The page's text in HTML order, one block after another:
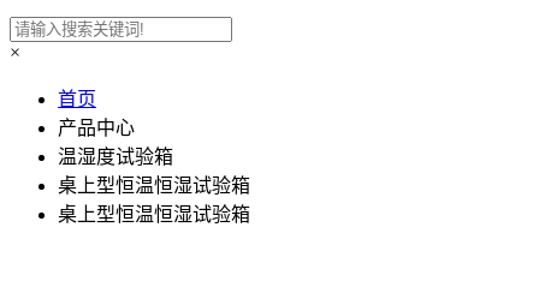
×
首页
产品中心
温湿度试验箱
桌上型恒温恒湿试验箱
桌上型恒温恒湿试验箱